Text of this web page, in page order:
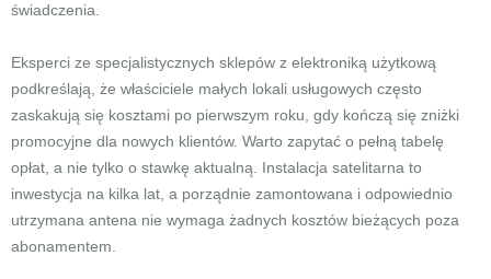
świadczenia.
Eksperci ze specjalistycznych sklepów z elektroniką użytkową
podkreślają, że właściciele małych lokali usługowych często
zaskakują się kosztami po pierwszym roku, gdy kończą się zniżki
promocyjne dla nowych klientów. Warto zapytać o pełną tabelę
opłat, a nie tylko o stawkę aktualną. Instalacja satelitarna to
inwestycja na kilka lat, a porządnie zamontowana i odpowiednio
utrzymana antena nie wymaga żadnych kosztów bieżących poza
abonamentem.